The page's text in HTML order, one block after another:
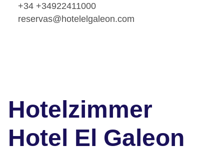
+34 +34922411000
reservas@hotelelgaleon.com
Hotelzimmer
Hotel El Galeon